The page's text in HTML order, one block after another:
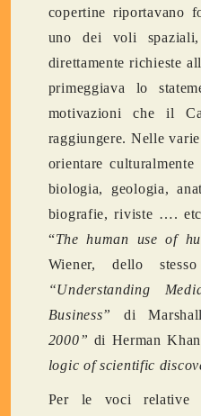
copertine riportavano
uno dei voli
direttamente richieste
primeggiava lo
motivazioni che il
raggiungere. Nelle
orientare
biologia, geologia,
biografie, riviste ….
“The human use of
Wiener, dello
“Understanding
Business”
di
2000” di Herman
logic of scientific
Per le voci relative